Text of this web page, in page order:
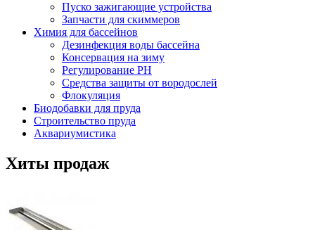
Пуско зажигающие устройства
Запчасти для скиммеров
Химия для бассейнов
Дезинфекция воды бассейна
Консервация на зиму
Регулирование PH
Средства защиты от вородослей
Флокуляция
Биодобавки для пруда
Строительство пруда
Аквариумистика
Хиты продаж